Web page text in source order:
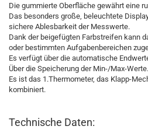
Die gummierte Oberfläche gewährt eine
Das besonders große, beleuchtete
sichere Ablesbarkeit der Messwerte.
Dank der beigefügten Farbstreifen kann
oder bestimmten Aufgabenbereichen
Es verfügt über die automatische
Über die Speicherung der Min-/Max-Werte.
Es ist das 1.Thermometer, das Klapp-
kombiniert.
Technische Daten: